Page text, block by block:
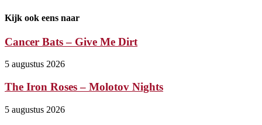
Kijk ook eens naar
Cancer Bats – Give Me Dirt
5 augustus 2026
The Iron Roses – Molotov Nights
5 augustus 2026